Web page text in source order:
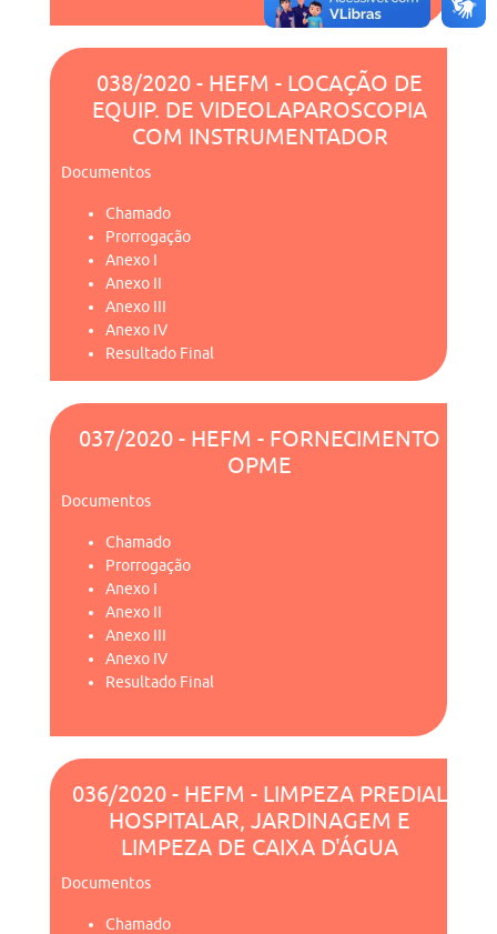
038/2020 - HEFM - LOCAÇÃO DE
EQUIP. DE VIDEOLAPAROSCOPIA
COM INSTRUMENTADOR
Documentos
Chamado
Prorrogação
Anexo I
Anexo II
Anexo III
Anexo IV
Resultado Final
037/2020 - HEFM - FORNECIMENTO
OPME
Documentos
Chamado
Prorrogação
Anexo I
Anexo II
Anexo III
Anexo IV
Resultado Final
036/2020 - HEFM - LIMPEZA PREDIAL
HOSPITALAR, JARDINAGEM E
LIMPEZA DE CAIXA D'ÁGUA
Documentos
Chamado